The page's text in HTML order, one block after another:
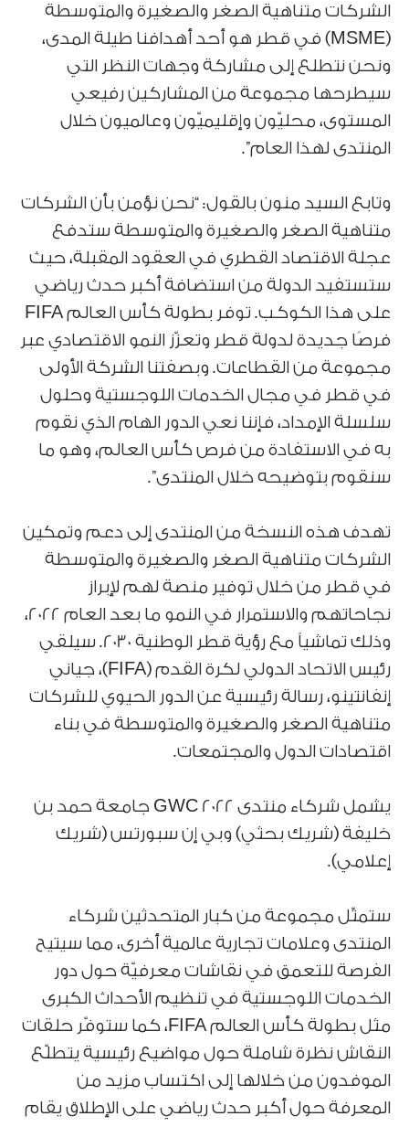
الشركات متناهية الصغر والصغيرة والمتوسطة
(MSME) في قطر هو أحد أهدافنا طيلة المدى،
ونحن نتطلع إلى مشاركة وجهات النظر التي
سيطرحها مجموعة من المشاركين رفيعي
المستوى، محليّون وإقليميّون وعالميون خلال
المنتدى لهذا العام”.
وتابع السيد منون بالقول: “نحن نؤمن بأن الشركات
متناهية الصغر والصغيرة والمتوسطة ستدفع
عجلة الاقتصاد القطري في العقود المقبلة، حيث
ستستفيد الدولة من استضافة أكبر حدث رياضي
على هذا الكوكب. توفر بطولة كأس العالم FIFA
فرصًا جديدة لدولة قطر وتعزّز النمو الاقتصادي عبر
مجموعة من القطاعات. وبصفتنا الشركة الأولى
في قطر في مجال الخدمات اللوجستية وحلول
سلسلة الإمداد، فإننا نعي الدور الهام الذي نقوم
به في الاستفادة من فرص كأس العالم، وهو ما
سنقوم بتوضيحه خلال المنتدى”.
تهدف هذه النسخة من المنتدى إلى دعم وتمكين
الشركات متناهية الصغر والصغيرة والمتوسطة
في قطر من خلال توفير منصة لهم لإبراز
نجاحاتهم والاستمرار في النمو ما بعد العام 2022،
وذلك تماشياً مع رؤية قطر الوطنية 2030. سيلقي
رئيس الاتحاد الدولي لكرة القدم (FIFA)، جياني
إنفانتينو، رسالة رئيسية عن الدور الحيوي للشركات
متناهية الصغر والصغيرة والمتوسطة في بناء
اقتصادات الدول والمجتمعات.
يشمل شركاء منتدى GWC 2022 جامعة حمد بن
خليفة (شريك بحثي) وبي إن سبورتس (شريك
إعلامي).
ستمثّل مجموعة من كبار المتحدثين شركاء
المنتدى وعلامات تجارية عالمية أخرى، مما سيتيح
الفرصة للتعمق في نقاشات معرفيّة حول دور
الخدمات اللوجستية في تنظيم الأحداث الكبرى
مثل بطولة كأس العالم FIFA، كما ستوفّر حلقات
النقاش نظرة شاملة حول مواضيع رئيسية يتطلّع
الموفدون من خلالها إلى اكتساب مزيد من
المعرفة حول أكبر حدث رياضي على الإطلاق يقام